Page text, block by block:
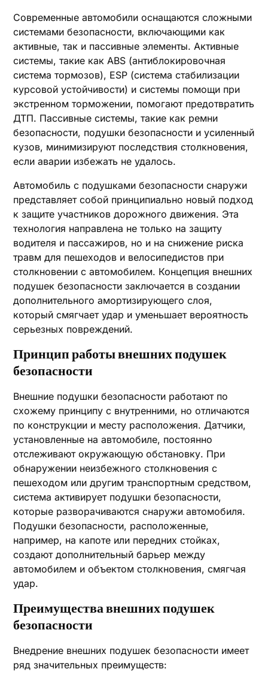
Современные автомобили оснащаются сложными
системами безопасности, включающими как
активные, так и пассивные элементы. Активные
системы, такие как ABS (антиблокировочная
система тормозов), ESP (система стабилизации
курсовой устойчивости) и системы помощи при
экстренном торможении, помогают предотвратить
ДТП. Пассивные системы, такие как ремни
безопасности, подушки безопасности и усиленный
кузов, минимизируют последствия столкновения,
если аварии избежать не удалось.
Автомобиль с подушками безопасности снаружи
представляет собой принципиально новый подход
к защите участников дорожного движения. Эта
технология направлена не только на защиту
водителя и пассажиров, но и на снижение риска
травм для пешеходов и велосипедистов при
столкновении с автомобилем. Концепция внешних
подушек безопасности заключается в создании
дополнительного амортизирующего слоя,
который смягчает удар и уменьшает вероятность
серьезных повреждений.
Принцип работы внешних подушек
безопасности
Внешние подушки безопасности работают по
схожему принципу с внутренними, но отличаются
по конструкции и месту расположения. Датчики,
установленные на автомобиле, постоянно
отслеживают окружающую обстановку. При
обнаружении неизбежного столкновения с
пешеходом или другим транспортным средством,
система активирует подушки безопасности,
которые разворачиваются снаружи автомобиля.
Подушки безопасности, расположенные,
например, на капоте или передних стойках,
создают дополнительный барьер между
автомобилем и объектом столкновения, смягчая
удар.
Преимущества внешних подушек
безопасности
Внедрение внешних подушек безопасности имеет
ряд значительных преимуществ: